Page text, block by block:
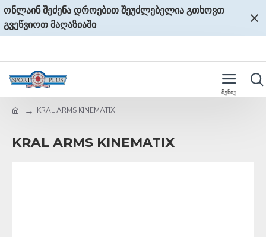
ონლაინ შეძენა დროებით შეუძლებელია გთხოვთ
გვეწვიოთ მაღაზიაში
KRAL ARMS KINEMATIX
KRAL ARMS KINEMATIX